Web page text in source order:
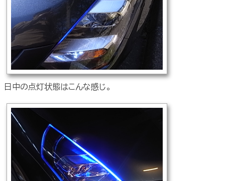
日中の点灯状態はこんな感じ。